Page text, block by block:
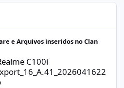
e Arquivos inseridos no Clan
C100i